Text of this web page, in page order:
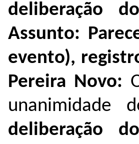
deliberação
Assunto:
evento),
Pereira Novo:
unanimidade
deliberação